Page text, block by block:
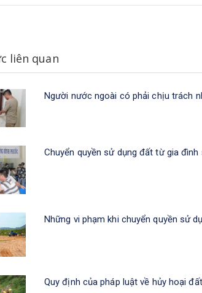
liên quan
Người nước ngoài có phải chịu trách
Chuyển quyền sử dụng đất từ gia đình
Những vi phạm khi chuyển quyền sử
Quy định của pháp luật về hủy hoại đất